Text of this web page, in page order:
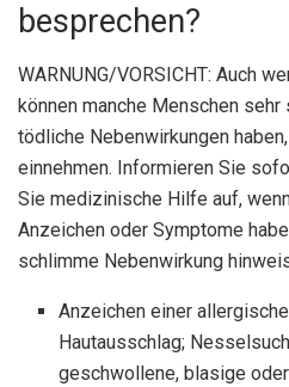
besprechen?
WARNUNG/VORSICHT: Auch
können manche Menschen
tödliche Nebenwirkungen
einnehmen. Informieren Sie
Sie medizinische Hilfe auf,
Anzeichen oder Symptome
schlimme Nebenwirkung
Anzeichen einer
Hautausschlag;
geschwollene, blasige